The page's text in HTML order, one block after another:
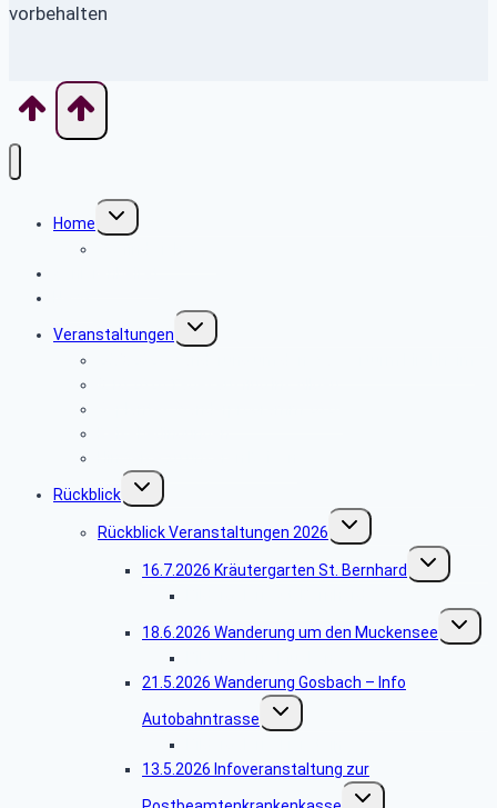
vorbehalten
Home
Untermenü
umschalten
Veranstaltungen
Untermenü
umschalten
Rückblick
Untermenü
umschalten
Rückblick Veranstaltungen 2026
Untermenü
umschalten
16.7.2026 Kräutergarten St. Bernhard
Untermenü
umschalten
18.6.2026 Wanderung um den Muckensee
21.5.2026 Wanderung Gosbach – Info
Autobahntrasse
Untermenü
umschalten
13.5.2026 Infoveranstaltung zur
Untermenü